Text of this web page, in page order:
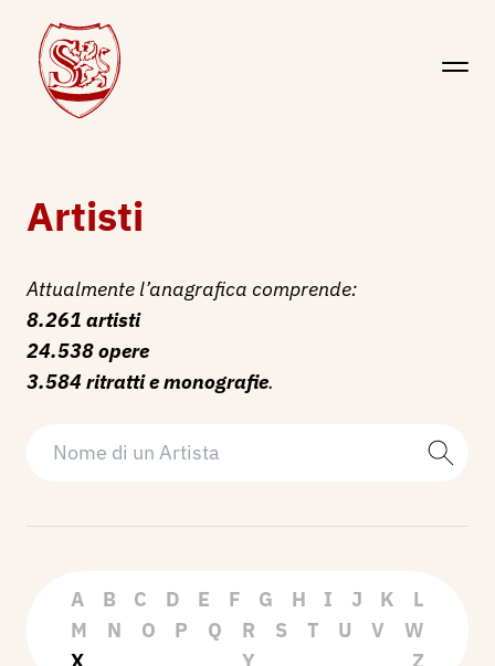
Artisti
Attualmente l’anagrafica comprende:
8.261 artisti
24.538 opere
3.584 ritratti e monografie.
A B C D E F G H I J K
L
M
N O P Q R S T U V
W